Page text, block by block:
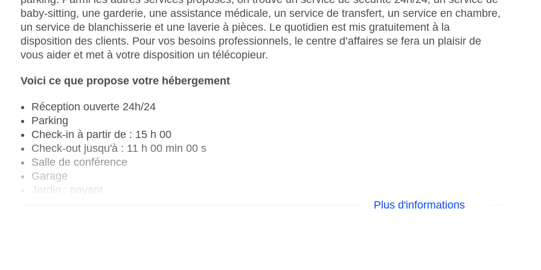
baby-sitting, une garderie, une assistance médicale, un service de transfert, un service en chambre,
un service de blanchisserie et une laverie à pièces. Le quotidien est mis gratuitement à la
disposition des clients. Pour vos besoins professionnels, le centre d’affaires se fera un plaisir de
vous aider et met à votre disposition un télécopieur.
Voici ce que propose votre hébergement
Réception ouverte 24h/24
Parking
Check-in à partir de : 15 h 00
Check-out jusqu'à : 11 h 00 min 00 s
Salle de conférence
Garage
Jardin : payant
Plus d'informations